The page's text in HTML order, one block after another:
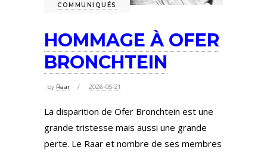
COMMUNIQUÉS
HOMMAGE À OFER
BRONCHTEIN
by Raar 2026-05-21
La disparition de Ofer Bronchtein est une
grande tristesse mais aussi une grande
perte. Le Raar et nombre de ses membres